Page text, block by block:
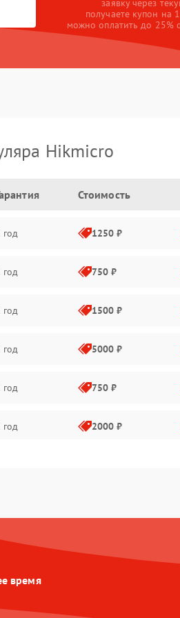
заявку через
получаете купон на
можно оплатить до 25%
Hikmicro
Стоимость
год 1250 ₽
год 750 ₽
год 1500 ₽
год 5000 ₽
год 750 ₽
год 2000 ₽
500 ₽
время